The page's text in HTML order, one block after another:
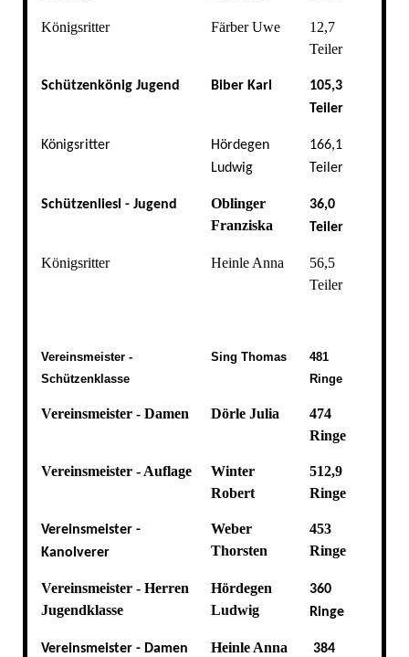
Königsritter Färber Uwe
12,7
Teiler
Schützenkönig Jugend Biber Karl
105,3
Teiler
Königsritter
Hördegen
Ludwig
166,1
Teiler
Schützenliesl - Jugend
Oblinger
Franziska
36,0
Teiler
Königsritter Heinle Anna
56,5
Teiler
Vereinsmeister -
Schützenklasse
Sing Thomas
481
Ringe
Vereinsmeister - Damen Dörle Julia
474
Ringe
Vereinsmeister - Auflage
Winter
Robert
512,9
Ringe
Vereinsmeister -
Kanolverer
Weber
Thorsten
453
Ringe
Vereinsmeister - Herren
Jugendklasse
Hördegen
Ludwig
360
Ringe
Vereinsmeister - Damen
Heinle Anna
384